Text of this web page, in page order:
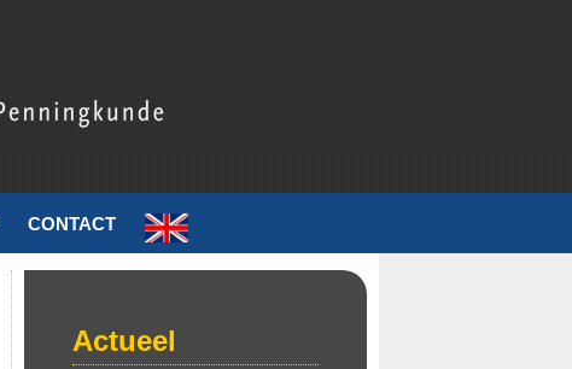
CONTACT
Actueel